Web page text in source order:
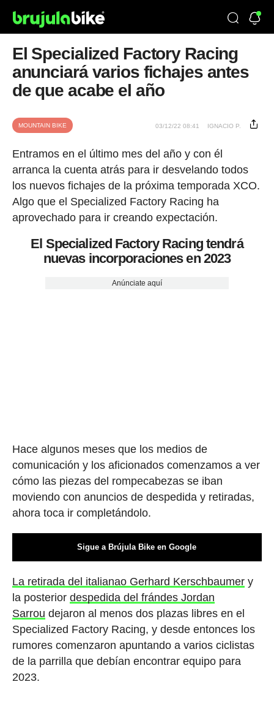
El Specialized Factory Racing
anunciará varios fichajes antes
de que acabe el año
MOUNTAIN BIKE 03/12/22 08:41 IGNACIO P.
Entramos en el último mes del año y con él
arranca la cuenta atrás para ir desvelando todos
los nuevos fichajes de la próxima temporada XCO.
Algo que el Specialized Factory Racing ha
aprovechado para ir creando expectación.
El Specialized Factory Racing tendrá
nuevas incorporaciones en 2023
Anúnciate aquí
Hace algunos meses que los medios de
comunicación y los aficionados comenzamos a ver
cómo las piezas del rompecabezas se iban
moviendo con anuncios de despedida y retiradas,
ahora toca ir completándolo.
Sigue a Brújula Bike en Google
La retirada del italianao Gerhard Kerschbaumery
la posterior despedida del frándes Jordan
Sarrou dejaron al menos dos plazas libres en el
Specialized Factory Racing, y desde entonces los
rumores comenzaron apuntando a varios ciclistas
de la parrilla que debían encontrar equipo para
2023.